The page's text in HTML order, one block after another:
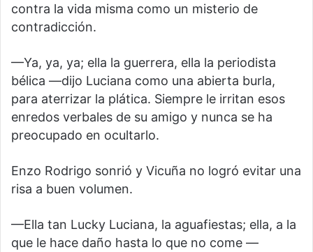
contra la vida misma como un misterio de
contradicción.
—Ya, ya, ya; ella la guerrera, ella la periodista
bélica —dijo Luciana como una abierta burla,
para aterrizar la plática. Siempre le irritan esos
enredos verbales de su amigo y nunca se ha
preocupado en ocultarlo.
Enzo Rodrigo sonrió y Vicuña no logró evitar una
risa a buen volumen.
—Ella tan Lucky Luciana, la aguafiestas; ella, a la
que le hace daño hasta lo que no come —